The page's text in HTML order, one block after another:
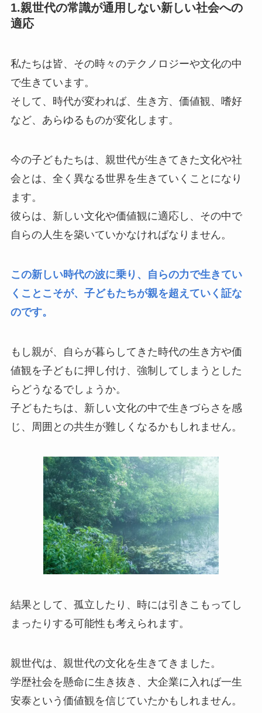
1.親世代の常識が通用しない新しい社会への
適応
私たちは皆、その時々のテクノロジーや文化の中
で生きています。
そして、時代が変われば、生き方、価値観、嗜好
など、あらゆるものが変化します。
今の子どもたちは、親世代が生きてきた文化や社
会とは、全く異なる世界を生きていくことになり
ます。
彼らは、新しい文化や価値観に適応し、その中で
自らの人生を築いていかなければなりません。
この新しい時代の波に乗り、自らの力で生きてい
くことこそが、子どもたちが親を超えていく証な
のです。
もし親が、自らが暮らしてきた時代の生き方や価
値観を子どもに押し付け、強制してしまうとした
らどうなるでしょうか。
子どもたちは、新しい文化の中で生きづらさを感
じ、周囲との共生が難しくなるかもしれません。
結果として、孤立したり、時には引きこもってし
まったりする可能性も考えられます。
親世代は、親世代の文化を生きてきました。
学歴社会を懸命に生き抜き、大企業に入れば一生
安泰という価値観を信じていたかもしれません。